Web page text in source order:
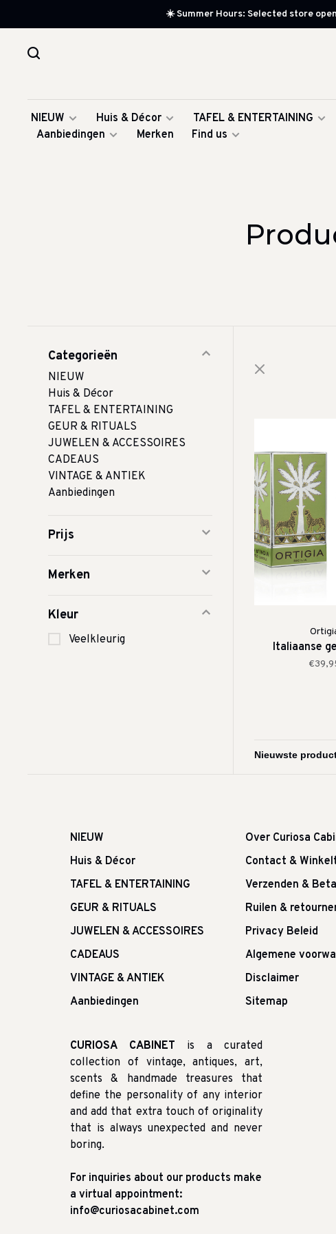
☀️ Summer Hours: Selected store
NIEUW Huis & Décor TAFEL & ENTERTAINING
Aanbiedingen
Merken Find us
Categorieën
NIEUW
Huis & Décor
TAFEL & ENTERTAINING
GEUR & RITUALS
JUWELEN & ACCESSOIRES
CADEAUS
VINTAGE & ANTIEK
Aanbiedingen
Prijs
Merken
Kleur
Veelkleurig
Italiaanse
NIEUW
Huis & Décor
TAFEL & ENTERTAINING
GEUR & RITUALS
JUWELEN & ACCESSOIRES
CADEAUS
VINTAGE & ANTIEK
Aanbiedingen
Over Curiosa
Contact &
Verzenden &
Ruilen &
Privacy Beleid
Algemene
Disclaimer
Sitemap
CURIOSA CABINET is a curated
collection of vintage, antiques, art,
scents & handmade treasures that
define the personality of any interior
and add that extra touch of originality
that is always unexpected and never
boring.
For inquiries about our products make
a virtual appointment:
info@curiosacabinet.com